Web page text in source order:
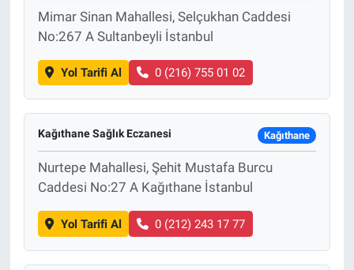
Mimar Sinan Mahallesi, Selçukhan Caddesi
No:267 A Sultanbeyli İstanbul
Yol Tarifi Al 0 (216) 755 01 02
Kağıthane Sağlık Eczanesi Kağıthane
Nurtepe Mahallesi, Şehit Mustafa Burcu
Caddesi No:27 A Kağıthane İstanbul
Yol Tarifi Al 0 (212) 243 17 77